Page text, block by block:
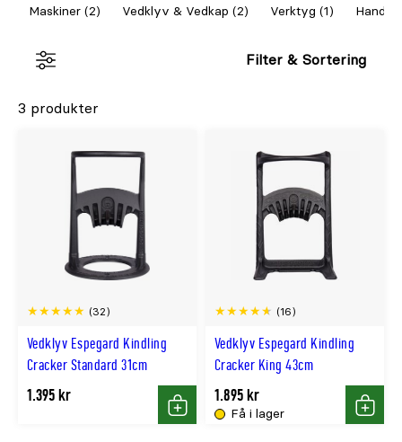
Maskiner (2)
Vedklyv & Vedkap (2) Verktyg (1)
Filter & Sortering
3 produkter
Vedklyv Espegard Kindling
Cracker Standard 31cm
(32)
1.395 kr
Köp
Vedklyv Espegard Kindling
Cracker King 43cm
(16)
Få i lager
1.895 kr
Köp